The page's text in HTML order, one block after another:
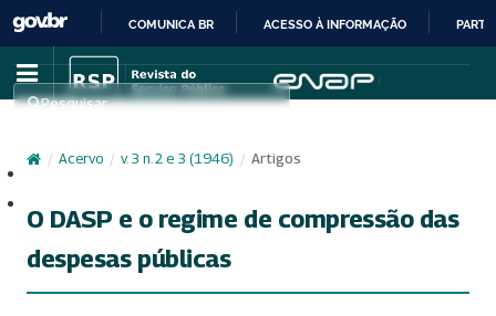
IR
PARA
CONTEÚDO
COMUNICA BR ACESSO À INFORMAÇÃO
Pesquisar
/ Acervo / v. 3 n. 2 e 3 (1946) / Artigos
O DASP e o regime de compressão das
despesas públicas